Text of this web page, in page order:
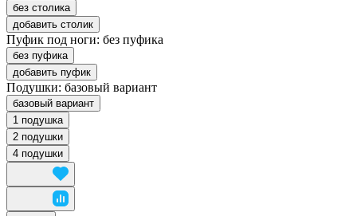
без столика
добавить столик
Пуфик под ноги: без пуфика
без пуфика
добавить пуфик
Подушки: базовый вариант
базовый вариант
1 подушка
2 подушки
4 подушки